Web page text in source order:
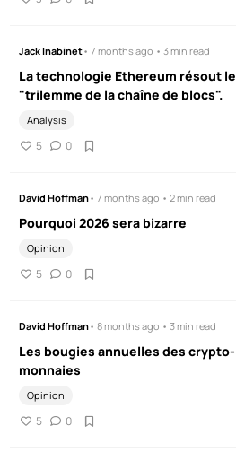
Jack Inabinet• 7 months ago • 3 min read
La technologie Ethereum résout le
"trilemme de la chaîne de blocs".
Analysis
5 0
David Hoffman• 7 months ago • 2 min read
Pourquoi 2026 sera bizarre
Opinion
5 0
David Hoffman• 8 months ago • 3 min read
Les bougies annuelles des crypto-
monnaies
Opinion
5 0